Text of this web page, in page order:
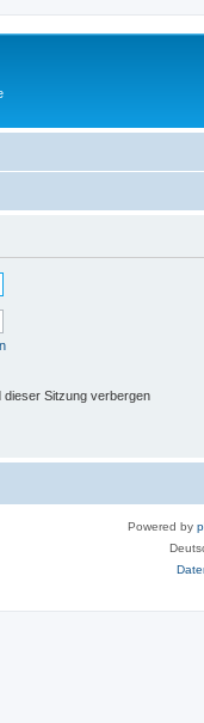
dieser Sitzung verbergen
Powered by